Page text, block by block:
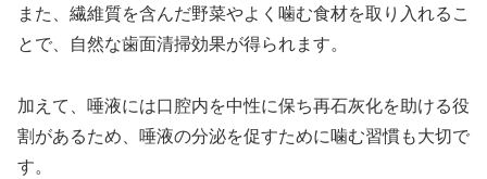
また、繊維質を含んだ野菜やよく噛む食材を取り入れるこ
とで、自然な歯面清掃効果が得られます。
加えて、唾液には口腔内を中性に保ち再石灰化を助ける役
割があるため、唾液の分泌を促すために噛む習慣も大切で
す。